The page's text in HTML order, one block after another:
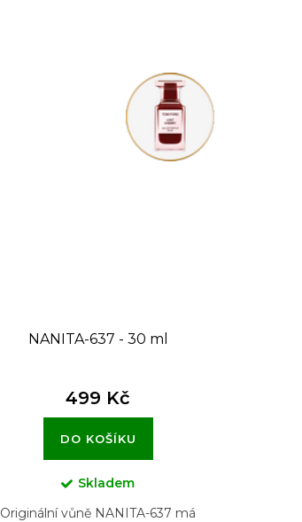
NANITA-637 - 30 ml
499 Kč
DO KOŠÍKU
Skladem
Originální vůně NANITA-637 má